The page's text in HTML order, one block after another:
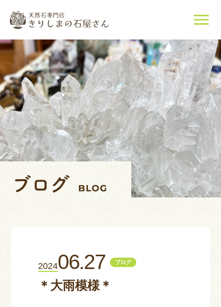
202406.27 ブログ
＊大雨模様＊
当店について
天然石について
ご購入はこちら
店長紹介